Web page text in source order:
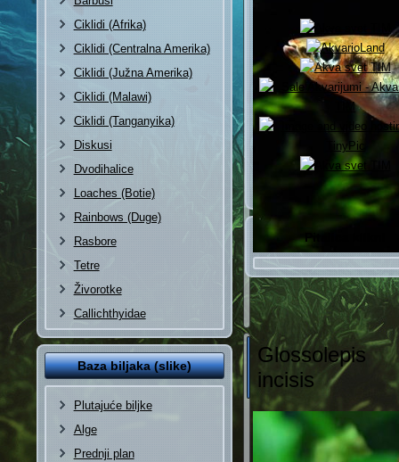
Ciklidi (Afrika)
Ciklidi (Centralna Amerika)
Ciklidi (Južna Amerika)
Ciklidi (Malawi)
Ciklidi (Tanganyika)
Diskusi
Dvodihalice
Loaches (Botie)
Rainbows (Duge)
Rasbore
Tetre
Živorotke
Callichthyidae
Baza biljaka (slike)
Plutajuće biljke
Alge
Prednji plan
Glossolepis
incisis
Pitalica klikni